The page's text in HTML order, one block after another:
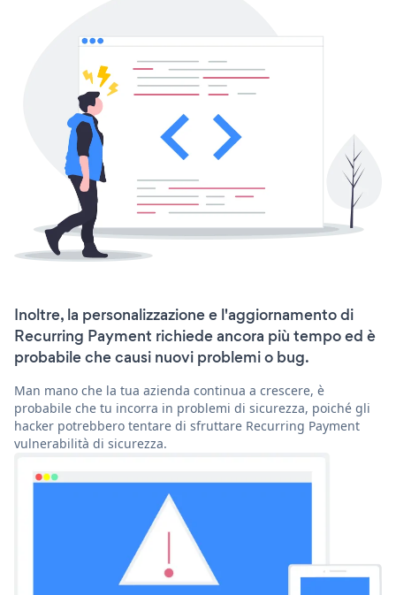
Inoltre, la personalizzazione e l'aggiornamento di
Recurring Payment richiede ancora più tempo ed è
probabile che causi nuovi problemi o bug.
Man mano che la tua azienda continua a crescere, è
probabile che tu incorra in problemi di sicurezza, poiché gli
hacker potrebbero tentare di sfruttare Recurring Payment
vulnerabilità di sicurezza.